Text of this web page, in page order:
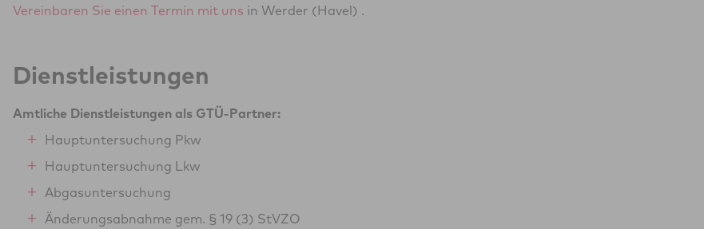
Vereinbaren Sie einen Termin mit uns in Werder (Havel) .
Dienstleistungen
Amtliche Dienstleistungen als GTÜ-Partner:
Hauptuntersuchung Pkw
Hauptuntersuchung Lkw
Abgasuntersuchung
Änderungsabnahme gem. § 19 (3) StVZO